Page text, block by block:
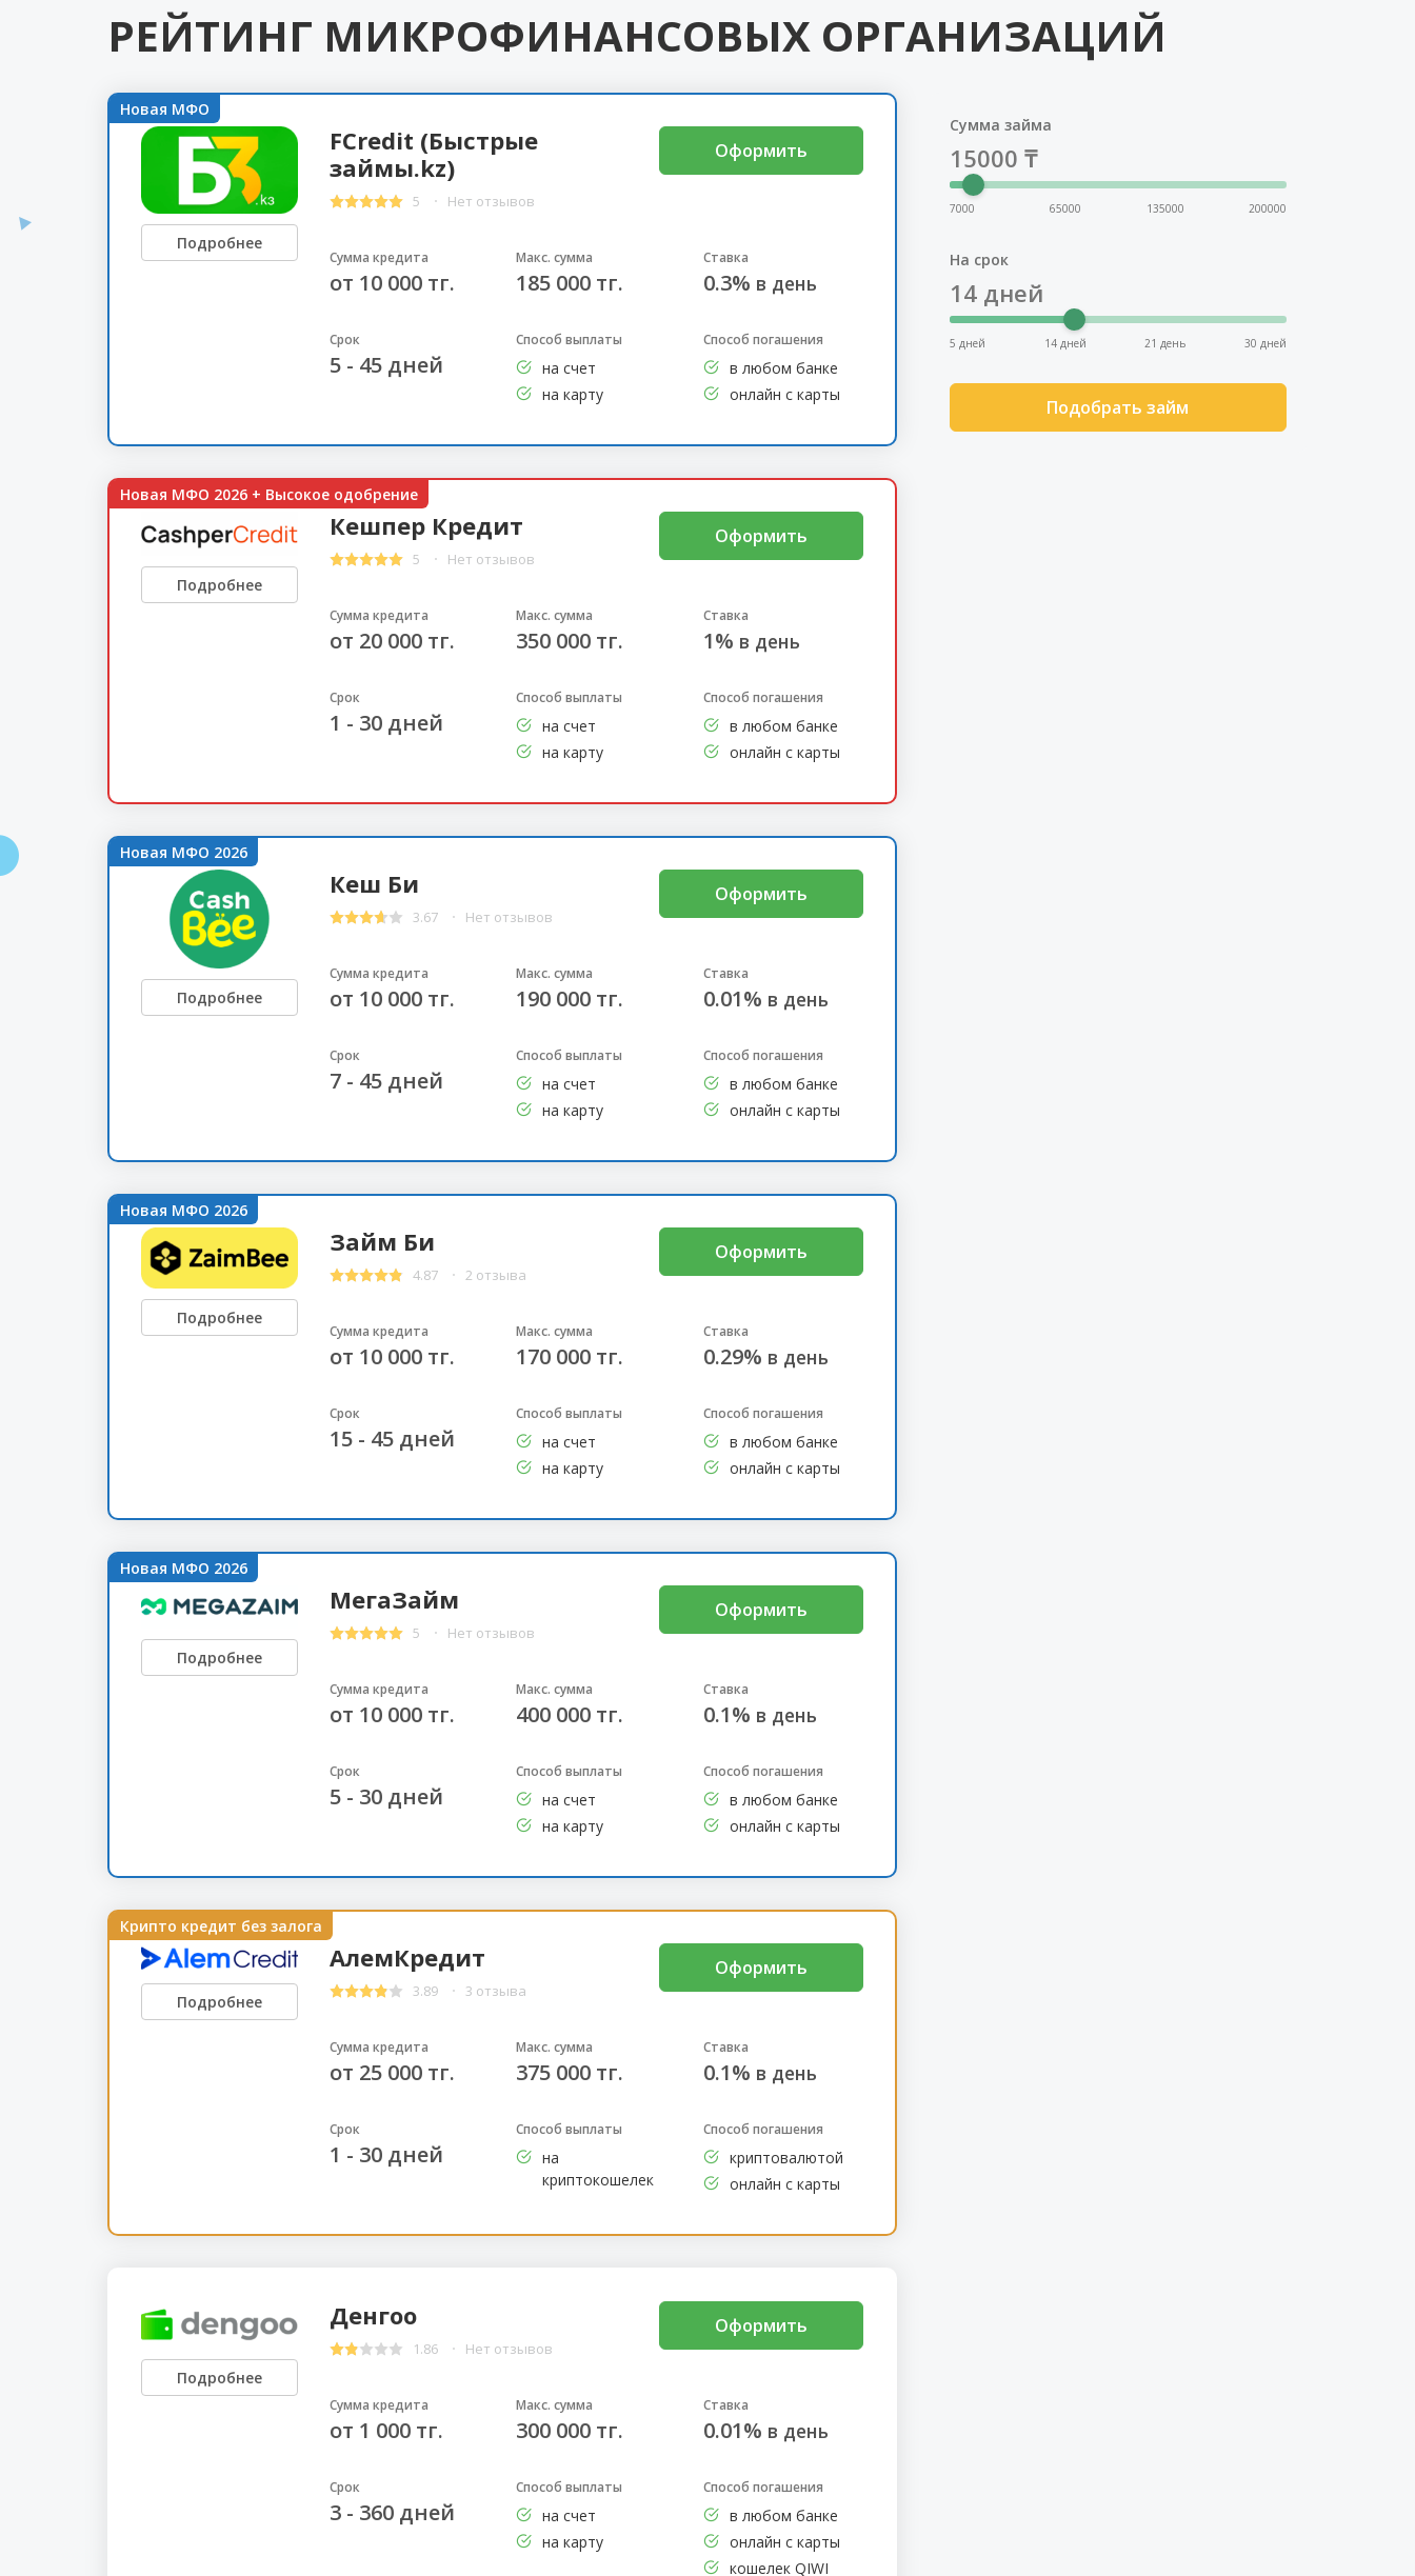
РЕЙТИНГ МИКРОФИНАНСОВЫХ ОРГАНИЗАЦИЙ
Новая МФО
Подробнее
FCredit (Быстрые
займы.kz)
5 Нет отзывов
Оформить
Сумма кредита
от 10 000 тг.
Макс. сумма
185 000 тг.
Ставка
0.3% в день
Срок
5 - 45 дней
Способ выплаты
на счет
на карту
Способ погашения
в любом банке
онлайн с карты
Новая МФО 2026 + Высокое одобрение
Подробнее
Кешпер Кредит
5 Нет отзывов
Оформить
Сумма кредита
от 20 000 тг.
Макс. сумма
350 000 тг.
Ставка
1% в день
Срок
1 - 30 дней
Способ выплаты
на счет
на карту
Способ погашения
в любом банке
онлайн с карты
Новая МФО 2026
Подробнее
Кеш Би
3.67 Нет отзывов
Оформить
Сумма кредита
от 10 000 тг.
Макс. сумма
190 000 тг.
Ставка
0.01% в день
Срок
7 - 45 дней
Способ выплаты
на счет
на карту
Способ погашения
в любом банке
онлайн с карты
Новая МФО 2026
Подробнее
Займ Би
4.87 2 отзыва
Оформить
Сумма кредита
от 10 000 тг.
Макс. сумма
170 000 тг.
Ставка
0.29% в день
Срок
15 - 45 дней
Способ выплаты
на счет
на карту
Способ погашения
в любом банке
онлайн с карты
Новая МФО 2026
Подробнее
МегаЗайм
5 Нет отзывов
Оформить
Сумма кредита
от 10 000 тг.
Макс. сумма
400 000 тг.
Ставка
0.1% в день
Срок
5 - 30 дней
Способ выплаты
на счет
на карту
Способ погашения
в любом банке
онлайн с карты
Крипто кредит без залога
Подробнее
АлемКредит
3.89 3 отзыва
Оформить
Сумма кредита
от 25 000 тг.
Макс. сумма
375 000 тг.
Ставка
0.1% в день
Срок
1 - 30 дней
Способ выплаты
на
криптокошелек
Способ погашения
криптовалютой
онлайн с карты
Подробнее
Денгоо
1.86 Нет отзывов
Оформить
Сумма кредита
от 1 000 тг.
Макс. сумма
300 000 тг.
Ставка
0.01% в день
Срок
3 - 360 дней
Способ выплаты
на счет
на карту
Способ погашения
в любом банке
онлайн с карты
кошелек QIWI
Сумма займа
15000 ₸
7000 65000 135000 200000
На срок
14 дней
5 дней 14 дней 21 день 30 дней
Подобрать займ